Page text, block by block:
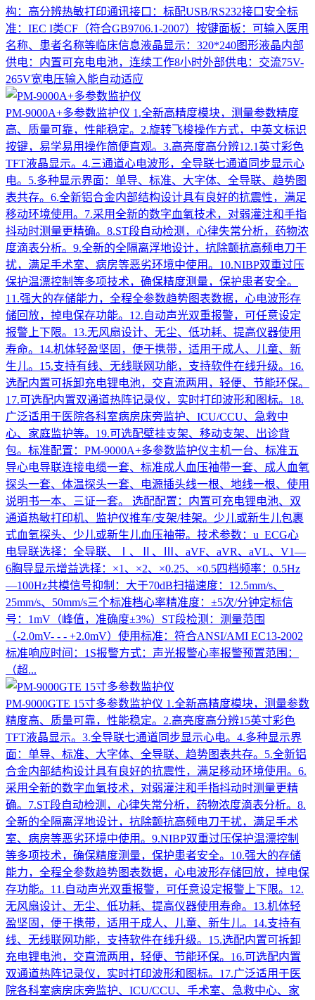
构：高分辨热敏打印通讯接口：标配USB/RS232接口安全标
准：IEC I类CF（符合GB9706.1-2007）按键面板：可输入医用
名称、患者名称等临床信息液晶显示：320*240图形液晶内部
供电：内置可充电电池，连续工作8小时外部供电：交流75V-
265V宽电压输入能自动适应
PM-9000A+多参数监护仪 1.全新高精度模块，测量参数精度
高、质量可靠，性能稳定。2.旋转飞梭操作方式，中英文标识
按键，易学易用操作简便直观。3.高亮度高分辨12.1英寸彩色
TFT液晶显示。4.三通道心电波形，全导联七通道同步显示心
电。5.多种显示界面：单导、标准、大字体、全导联、趋势图
表共存。6.全新铝合金内部结构设计具有良好的抗震性，满足
移动环境使用。7.采用全新的数字血氧技术，对弱灌注和手指
抖动时测量更精确。8.ST段自动检测，心律失常分析，药物浓
度滴表分析。9.全新的全隔离浮地设计，抗除颤抗高频电刀干
扰，满足手术室、病房等恶劣环境中使用。10.NIBP双重过压
保护温漂控制等多项技术，确保精度测量，保护患者安全。
11.强大的存储能力，全程全参数趋势图表数据，心电波形存
储回放，掉电保存功能。12.自动声光双重报警，可任意设定
报警上下限。13.无风扇设计、无尘、低功耗、提高仪器使用
寿命。14.机体轻盈坚固，便于携带，适用于成人、儿童、新
生儿。15.支持有线、无线联网功能，支持软件在线升级。16.
选配内置可拆卸充电锂电池，交直流两用，轻便、节能环保。
17.可选配内置双通道热阵记录仪，实时打印波形和图标。18.
广泛适用于医院各科室病房床旁监护、ICU/CCU、急救中
心、家庭监护等。19.可选配壁挂支架、移动支架、出诊背
包。标准配置：PM-9000A+多参数监护仪主机一台、标准五
导心电导联连接电缆一套、标准成人血压袖带一套、成人血氧
探头一套、体温探头一套、电源插头线一根、地线一根、使用
说明书一本、三证一套。 选配配置：内置可充电锂电池、双
通道热敏打印机、监护仪推车/支架/挂架。少儿或新生儿包裹
式血氧探头、少儿或新生儿血压袖带。技术参数：u ECG心
电导联选择：全导联、Ⅰ、Ⅱ、Ⅲ、aVF、aVR、aVL、V1—
6胸导显示增益选择：×1、×2、×0.25、×0.5四档频率：0.5Hz
—100Hz共模信号抑制：大于70dB扫描速度：12.5mm/s、
25mm/s、50mm/s三个标准档心率精准度：±5次/分钟定标信
号：1mV（峰值，准确度±3%）ST段检测：测量范围
（-2.0mV- - - +2.0mV）使用标准：符合ANSI/AMI EC13-2002
标准响应时间：1S报警方式：声光报警心率报警预置范围：
（超...
PM-9000GTE 15寸多参数监护仪 1.全新高精度模块，测量参数
精度高、质量可靠，性能稳定。2.高亮度高分辨15英寸彩色
TFT液晶显示。3.全导联七通道同步显示心电。4.多种显示界
面：单导、标准、大字体、全导联、趋势图表共存。5.全新铝
合金内部结构设计具有良好的抗震性，满足移动环境使用。6.
采用全新的数字血氧技术，对弱灌注和手指抖动时测量更精
确。7.ST段自动检测，心律失常分析，药物浓度滴表分析。8.
全新的全隔离浮地设计，抗除颤抗高频电刀干扰，满足手术
室、病房等恶劣环境中使用。9.NIBP双重过压保护温漂控制
等多项技术，确保精度测量，保护患者安全。10.强大的存储
能力，全程全参数趋势图表数据，心电波形存储回放，掉电保
存功能。11.自动声光双重报警，可任意设定报警上下限。12.
无风扇设计、无尘、低功耗、提高仪器使用寿命。13.机体轻
盈坚固，便于携带，适用于成人、儿童、新生儿。14.支持有
线、无线联网功能，支持软件在线升级。15.选配内置可拆卸
充电锂电池，交直流两用，轻便、节能环保。16.可选配内置
双通道热阵记录仪，实时打印波形和图标。17.广泛适用于医
院各科室病房床旁监护、ICU/CCU、手术室、急救中心、家